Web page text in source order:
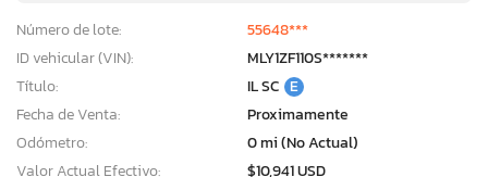
Número de lote:
55648***
ID vehicular (VIN):
MLY1ZF110S*******
Título:
IL SC E
Fecha de Venta:
Proximamente
Odómetro:
0 mi (No Actual)
Valor Actual Efectivo:
$10,941 USD